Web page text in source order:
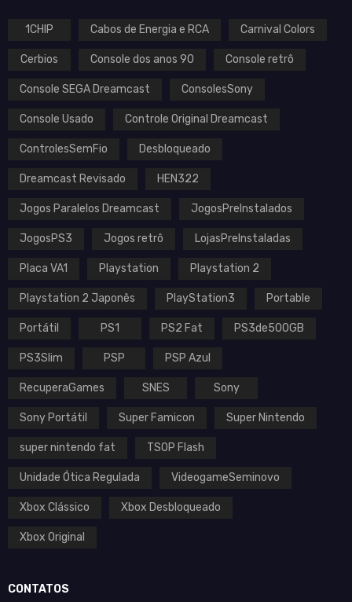
1CHIP Cabos de Energia e RCA Carnival Colors
Cerbios Console dos anos 90 Console retrô
Console SEGA Dreamcast ConsolesSony
Console Usado Controle Original Dreamcast
ControlesSemFio Desbloqueado
Dreamcast Revisado HEN322
Jogos Paralelos Dreamcast JogosPreInstalados
JogosPS3 Jogos retrô LojasPreInstaladas
Placa VA1 Playstation Playstation 2
Playstation 2 Japonês PlayStation3 Portable
Portátil PS1 PS2 Fat PS3de500GB
PS3Slim PSP PSP Azul
RecuperaGames SNES Sony
Sony Portátil Super Famicon Super Nintendo
super nintendo fat TSOP Flash
Unidade Ótica Regulada VideogameSeminovo
Xbox Clássico Xbox Desbloqueado
Xbox Original
CONTATOS